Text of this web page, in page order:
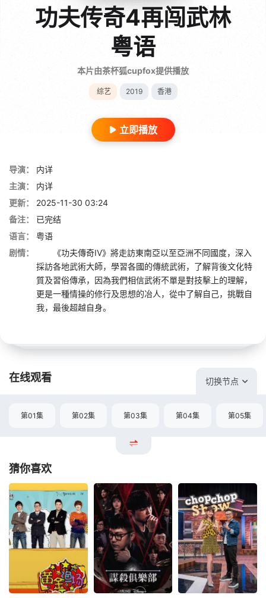
功夫传奇4再闯武林
粤语
本片由茶杯狐cupfox提供播放
综艺 2019 香港
立即播放
导演：
内详
主演：
内详
更新：
2025-11-30 03:24
备注：
已完结
语言：
粤语
剧情：
《功夫傳奇IV》將走訪東南亞以至亞洲不同國度，深入
採訪各地武術大師，學習各國的傳統武術，了解背後文化特
質及習俗傳承，因為我們相信武術不單是對技擊上的理解，
更是一種情操的修行及思想的冶人，從中了解自己，挑戰自
我，最後超越自身。
在线观看 切换节点
第01集 第02集 第03集 第04集 第05集
猜你喜欢